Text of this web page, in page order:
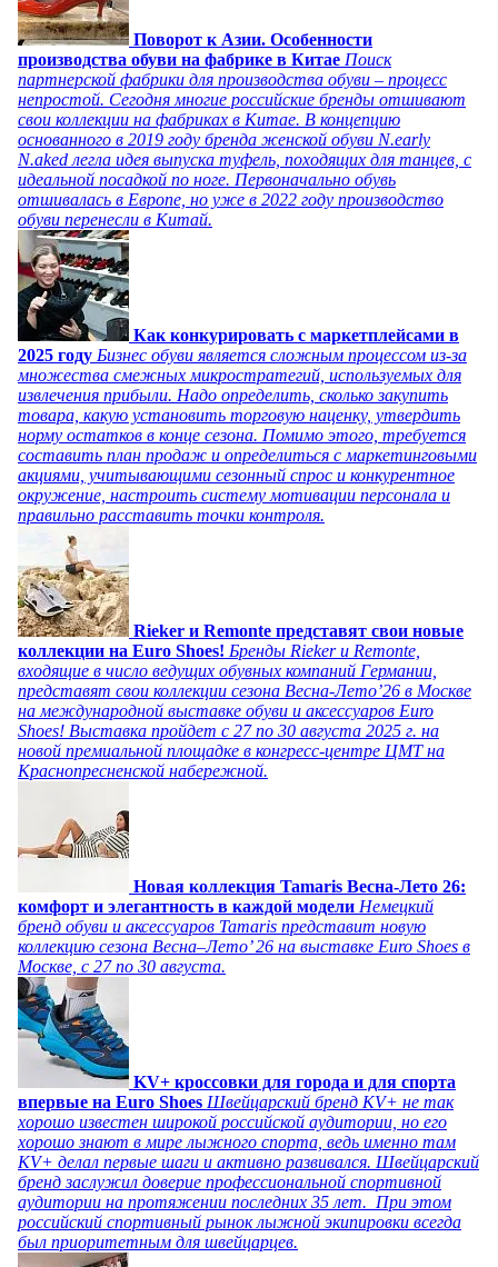
Поворот к Азии. Особенности
производства обуви на фабрике в Китае Поиск
партнерской фабрики для производства обуви – процесс
непростой. Сегодня многие российские бренды отшивают
свои коллекции на фабриках в Китае. В концепцию
основанного в 2019 году бренда женской обуви N.early
N.aked легла идея выпуска туфель, походящих для танцев, с
идеальной посадкой по ноге. Первоначально обувь
отшивалась в Европе, но уже в 2022 году производство
обуви перенесли в Китай.
Как конкурировать с маркетплейсами в
2025 году Бизнес обуви является сложным процессом из-за
множества смежных микростратегий, используемых для
извлечения прибыли. Надо определить, сколько закупить
товара, какую установить торговую наценку, утвердить
норму остатков в конце сезона. Помимо этого, требуется
составить план продаж и определиться с маркетинговыми
акциями, учитывающими сезонный спрос и конкурентное
окружение, настроить систему мотивации персонала и
правильно расставить точки контроля.
Rieker и Remonte представят свои новые
коллекции на Euro Shoes! Бренды Rieker и Remonte,
входящие в число ведущих обувных компаний Германии,
представят свои коллекции сезона Весна-Лето’26 в Москве
на международной выставке обуви и аксессуаров Euro
Shoes! Выставка пройдет c 27 по 30 августа 2025 г. на
новой премиальной площадке в конгресс-центре ЦМТ на
Краснопресненской набережной.
Новая коллекция Tamaris Весна-Лето 26:
комфорт и элегантность в каждой модели Немецкий
бренд обуви и аксессуаров Tamaris представит новую
коллекцию сезона Весна–Лето’ 26 на выставке Euro Shoes в
Москве, с 27 по 30 августа.
KV+ кроссовки для города и для спорта
впервые на Euro Shoes Швейцарский бренд KV+ не так
хорошо известен широкой российской аудитории, но его
хорошо знают в мире лыжного спорта, ведь именно там
KV+ делал первые шаги и активно развивался. Швейцарский
бренд заслужил доверие профессиональной спортивной
аудитории на протяжении последних 35 лет. При этом
российский спортивный рынок лыжной экипировки всегда
был приоритетным для швейцарцев.